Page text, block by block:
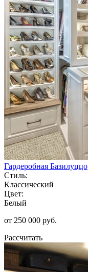
Гардеробная Базилуццо
Стиль:
Классический
Цвет:
Белый
от 250 000 руб.
Рассчитать